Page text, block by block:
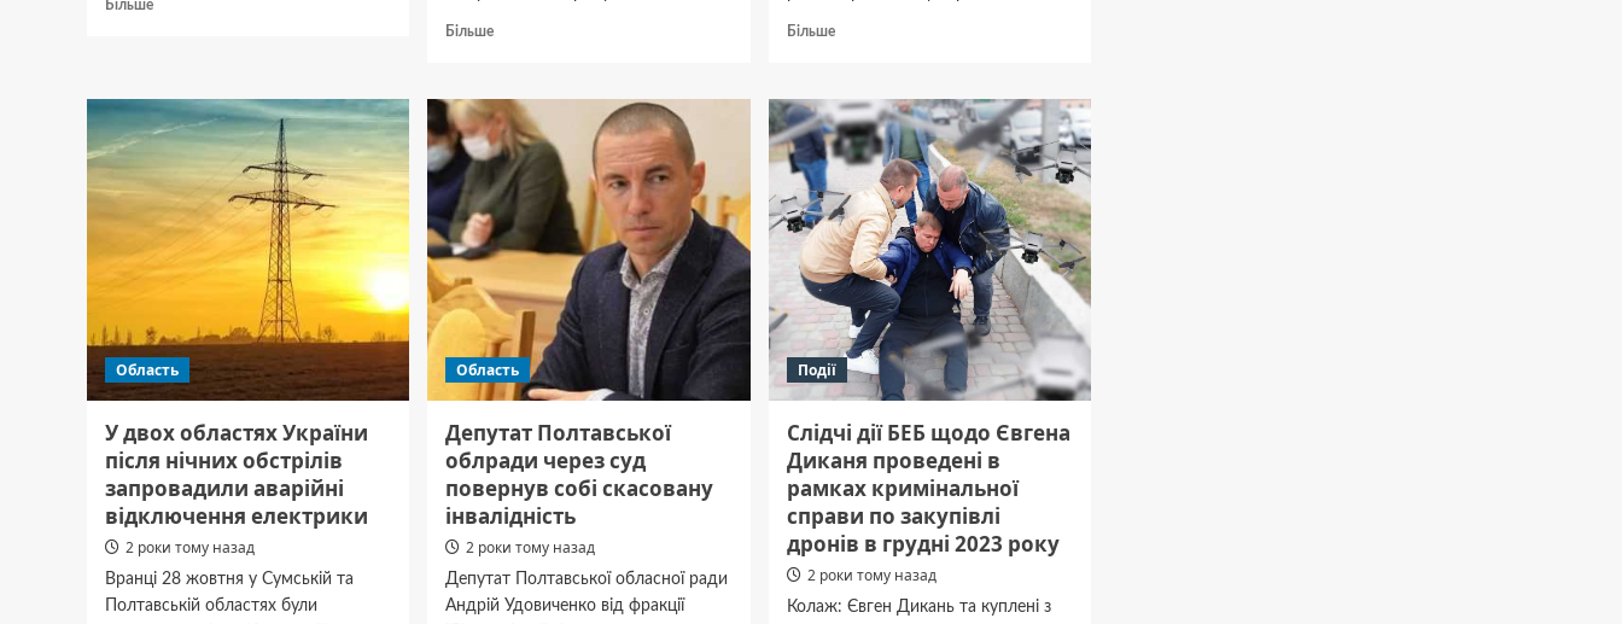
Більше
двох
юнаків,
підпалювали
автівки
ЗСУ
БільшеДокладніше
Полтавщині
знешкоджують
бойові
частини
ворожих
БільшеДокладніше
команда
для
квест
комнаты
какая
она?
Область
У двох областях України
після нічних обстрілів
запровадили аварійні
відключення електрики
2 роки тому назад
Вранці 28 жовтня у Сумській та
Полтавській областях були
Область
Депутат Полтавської
облради через суд
повернув собі скасовану
інвалідність
2 роки тому назад
Депутат Полтавської обласної ради
Андрій Удовиченко від фракції
Події
Слідчі дії БЕБ щодо Євгена
Диканя проведені в
рамках кримінальної
справи по закупівлі
дронів в грудні 2023 року
2 роки тому назад
Колаж: Євген Дикань та куплені з